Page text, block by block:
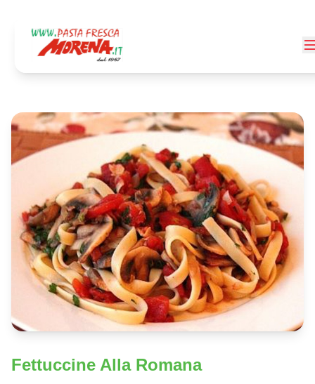
Fettuccine Alla Romana